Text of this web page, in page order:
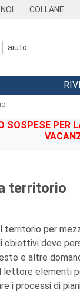
COLLANE
aiuto
SOSPESE
territorio
territorio per
obiettivi deve
e altre
lettore elementi
i processi di